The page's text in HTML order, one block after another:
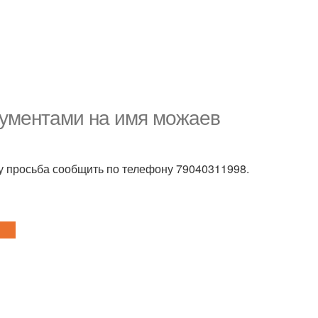
на имя можаев
сообщить по телефону 79040311998.